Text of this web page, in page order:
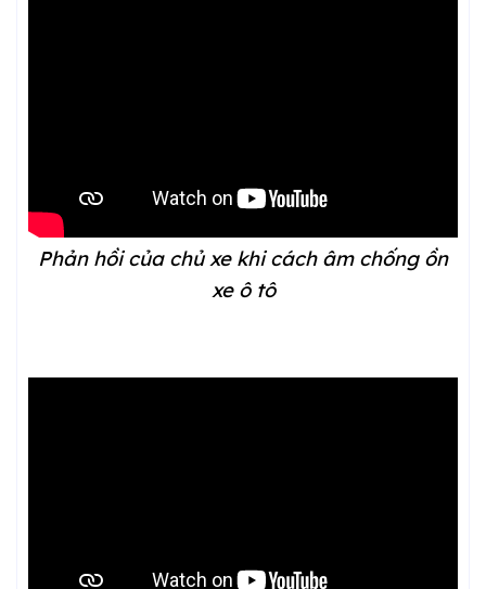
Phản hồi của chủ xe khi cách âm chống ồn
xe ô tô